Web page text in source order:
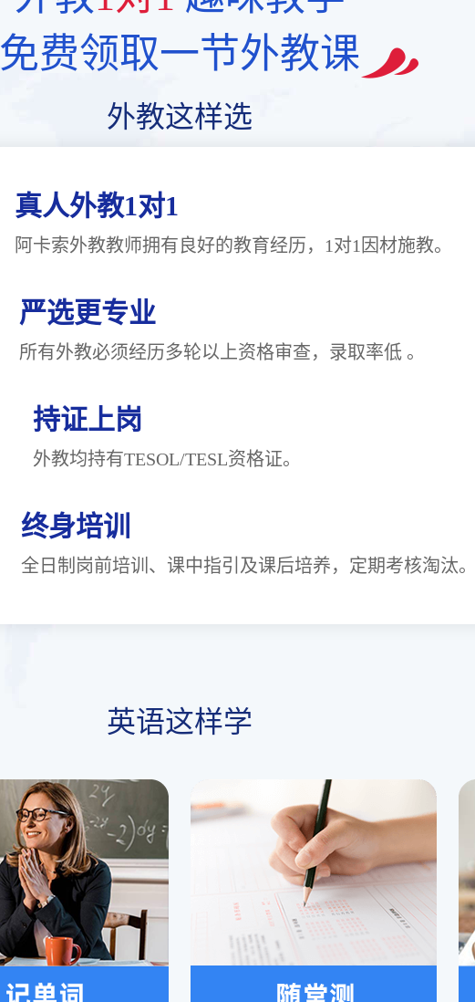
免费领取一节外教课
外教这样选
真人外教1对1
阿卡索外教教师拥有良好的教育经历，1对1因材施教。
严选更专业
所有外教必须经历多轮以上资格审查，录取率低 。
持证上岗
外教均持有TESOL/TESL资格证。
终身培训
全日制岗前培训、课中指引及课后培养，定期考核淘汰。
英语这样学